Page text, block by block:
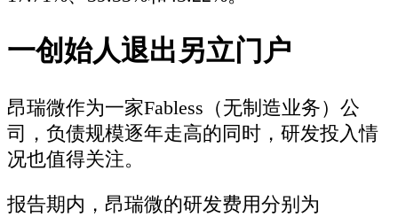
一创始人退出另立门户
昂瑞微作为一家Fabless（无制造业务）公
司，负债规模逐年走高的同时，研发投入情
况也值得关注。
报告期内，昂瑞微的研发费用分别为